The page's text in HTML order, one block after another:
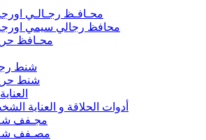
محـافـظ رجـالـي
محافظ رجالي سيمي
محـافظ
شنط
شنط
أدوات الحلاقة و العناية
مجـفف
مصـفف